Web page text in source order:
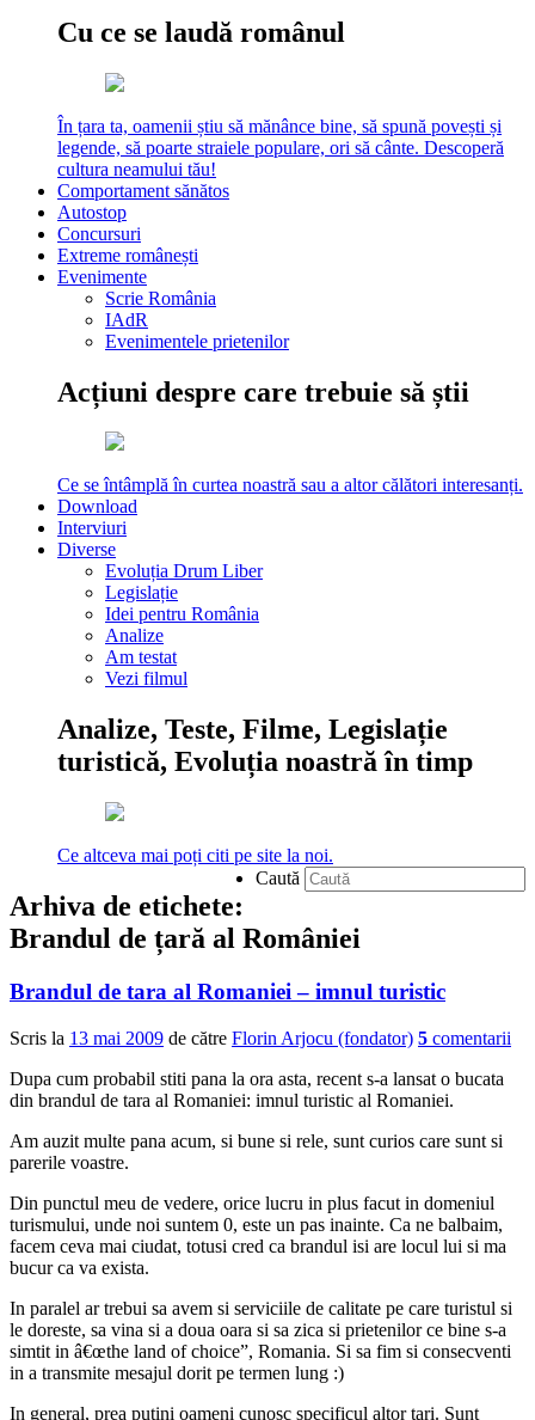
Cu ce se laudă românul
În țara ta, oamenii știu să mănânce bine, să spună povești și
legende, să poarte straiele populare, ori să cânte. Descoperă
cultura neamului tău!
Comportament sănătos
Autostop
Concursuri
Extreme românești
Evenimente
Scrie România
IAdR
Evenimentele prietenilor
Acțiuni despre care trebuie să știi
Ce se întâmplă în curtea noastră sau a altor călători interesanți.
Download
Interviuri
Diverse
Evoluția Drum Liber
Legislație
Idei pentru România
Analize
Am testat
Vezi filmul
Analize, Teste, Filme, Legislație
turistică, Evoluția noastră în timp
Ce altceva mai poți citi pe site la noi.
Caută
Arhiva de etichete:
Brandul de țară al României
Brandul de tara al Romaniei – imnul turistic
Scris la 13 mai 2009 de către Florin Arjocu (fondator) 5 comentarii
Dupa cum probabil stiti pana la ora asta, recent s-a lansat o bucata
din brandul de tara al Romaniei: imnul turistic al Romaniei.
Am auzit multe pana acum, si bune si rele, sunt curios care sunt si
parerile voastre.
Din punctul meu de vedere, orice lucru in plus facut in domeniul
turismului, unde noi suntem 0, este un pas inainte. Ca ne balbaim,
facem ceva mai ciudat, totusi cred ca brandul isi are locul lui si ma
bucur ca va exista.
In paralel ar trebui sa avem si serviciile de calitate pe care turistul si
le doreste, sa vina si a doua oara si sa zica si prietenilor ce bine s-a
simtit in â€œthe land of choice”, Romania. Si sa fim si consecventi
in a transmite mesajul dorit pe termen lung :)
In general, prea putini oameni cunosc specificul altor tari. Sunt